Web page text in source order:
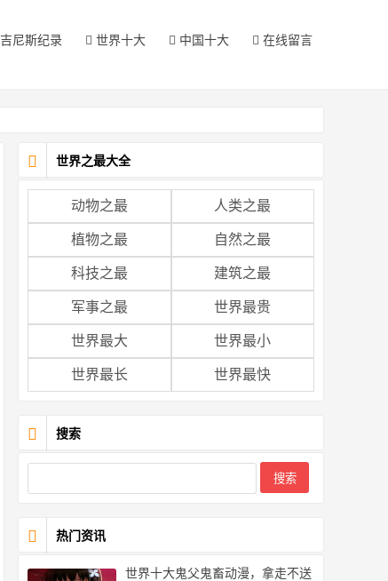
吉尼斯纪录 世界十大 中国十大 在线留言
世界之最大全
动物之最 人类之最
植物之最 自然之最
科技之最 建筑之最
军事之最 世界最贵
世界最大 世界最小
世界最长 世界最快
搜索
热门资讯
世界十大鬼父鬼畜动漫，拿走不送